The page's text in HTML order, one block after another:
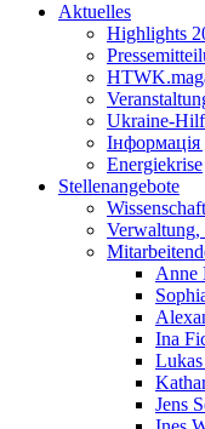
Aktuelles
Highlights
Ukraine-
Інформація
Energiekrise
Stellenangebote
Verwaltung,
Anne
Ina
Jens